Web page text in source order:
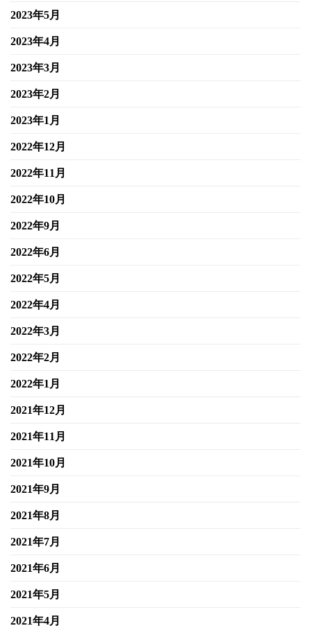
2023年5月
2023年4月
2023年3月
2023年2月
2023年1月
2022年12月
2022年11月
2022年10月
2022年9月
2022年6月
2022年5月
2022年4月
2022年3月
2022年2月
2022年1月
2021年12月
2021年11月
2021年10月
2021年9月
2021年8月
2021年7月
2021年6月
2021年5月
2021年4月